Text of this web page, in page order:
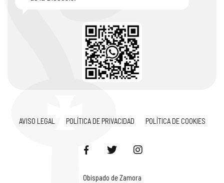
AVISO LEGAL POLÍTICA DE PRIVACIDAD POLÍTICA DE COOKIES
Obispado de Zamora